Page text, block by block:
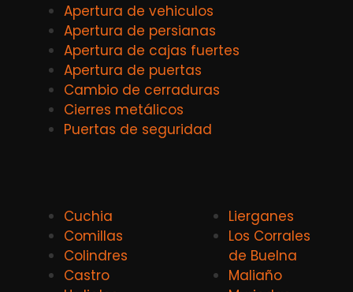
Apertura de vehiculos
Apertura de persianas
Apertura de cajas fuertes
Apertura de puertas
Cambio de cerraduras
Cierres metálicos
Puertas de seguridad
Cuchia
Comillas
Colindres
Castro
Lierganes
Los Corrales
de Buelna
Maliaño